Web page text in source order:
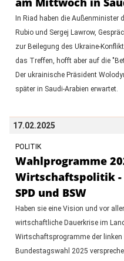
In Riad haben die Außenminister
Rubio und Sergej Lawrow,
zur Beilegung des Ukraine-
das Treffen, hofft aber auf die
Der ukrainische Präsident
später in Saudi-Arabien erwartet.
17.02.2025
POLITIK
Wahlprogramme
Wirtschaftspolitik -
SPD und BSW
Haben sie eine Vision und vor
wirtschaftliche Dauerkrise im
Wirtschaftsprogramme der linken
Bundestagswahl 2025